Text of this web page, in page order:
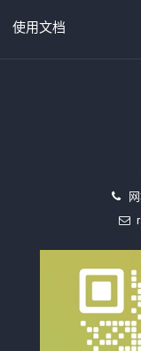
使用文档